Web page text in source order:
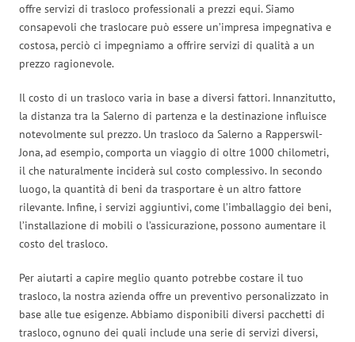
offre servizi di trasloco professionali a prezzi equi. Siamo
consapevoli che traslocare può essere un’impresa impegnativa e
costosa, perciò ci impegniamo a offrire servizi di qualità a un
prezzo ragionevole.
Il costo di un trasloco varia in base a diversi fattori. Innanzitutto,
la distanza tra la Salerno di partenza e la destinazione influisce
notevolmente sul prezzo. Un trasloco da Salerno a Rapperswil-
Jona, ad esempio, comporta un viaggio di oltre 1000 chilometri,
il che naturalmente inciderà sul costo complessivo. In secondo
luogo, la quantità di beni da trasportare è un altro fattore
rilevante. Infine, i servizi aggiuntivi, come l’imballaggio dei beni,
l’installazione di mobili o l’assicurazione, possono aumentare il
costo del trasloco.
Per aiutarti a capire meglio quanto potrebbe costare il tuo
trasloco, la nostra azienda offre un preventivo personalizzato in
base alle tue esigenze. Abbiamo disponibili diversi pacchetti di
trasloco, ognuno dei quali include una serie di servizi diversi,